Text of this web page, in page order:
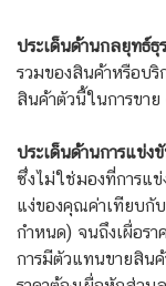
ประเด็นด้านกลยุทธ์ธุ
รวมของสินค้าหรือบริ
สินค้าตัวนี้ในการขาย
ประเด็นด้านการแข่ง
ซึ่งไม่ใช่มองที่การแข่
แง่ของคุณค่าเทียบกั
กำหนด) จนถึงเผื่อรา
การมีตัวแทนขายสิน